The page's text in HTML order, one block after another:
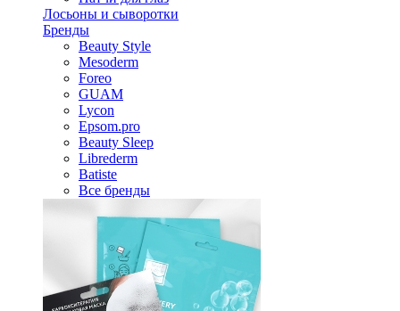
Лосьоны и сыворотки
Бренды
Beauty Style
Mesoderm
Foreo
GUAM
Lycon
Epsom.pro
Beauty Sleep
Librederm
Batiste
Все бренды